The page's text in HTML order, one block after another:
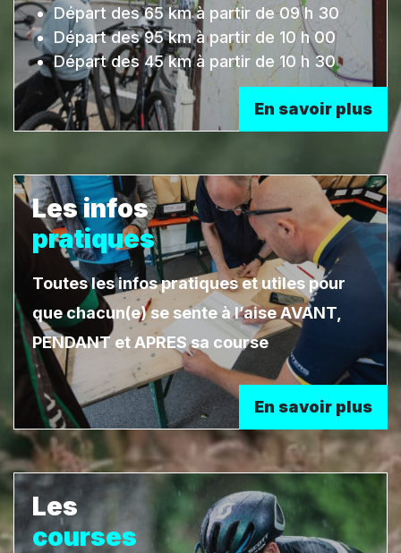
Départ des 65 km à partir de 09 h 30
Départ des 95 km à partir de 10 h 00
Départ des 45 km à partir de 10 h 30
En savoir plus
Les infos
pratiques
Toutes les infos pratiques et utiles pour
que chacun(e) se sente à l’aise AVANT,
PENDANT et APRES sa course
En savoir plus
Les
courses